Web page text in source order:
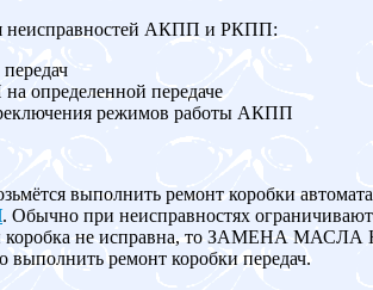
неисправностей АКПП и РКПП:
определенной передаче
режимов работы АКПП
выполнить ремонт коробки
. Обычно при неисправностях
коробка не исправна, то ЗАМЕНА
выполнить ремонт коробки передач.